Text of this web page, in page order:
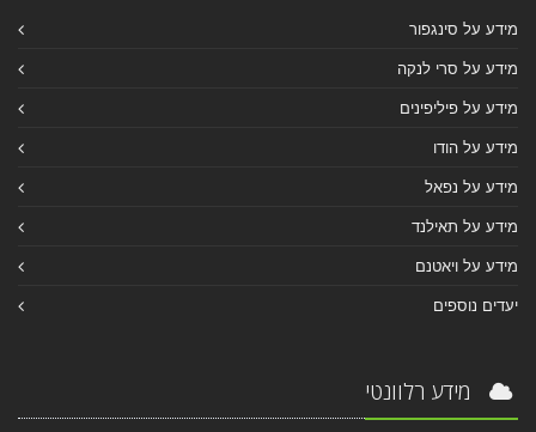
מידע על סינגפור
מידע על סרי לנקה
מידע על פיליפינים
מידע על הודו
מידע על נפאל
מידע על תאילנד
מידע על ויאטנם
יעדים נוספים
מידע רלוונטי